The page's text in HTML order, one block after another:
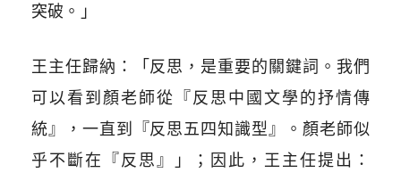
突破。」
王主任歸納：「反思，是重要的關鍵詞。我們
可以看到顏老師從『反思中國文學的抒情傳
統』，一直到『反思五四知識型』。顏老師似
乎不斷在『反思』」；因此，王主任提出：